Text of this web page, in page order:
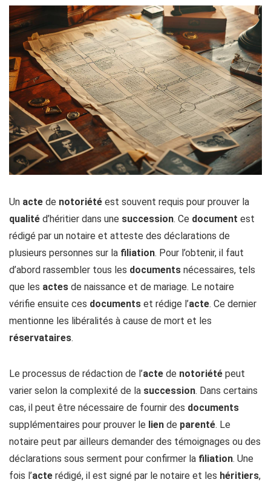
Un acte de notoriété est souvent requis pour prouver la
qualité d’héritier dans une succession. Ce document est
rédigé par un notaire et atteste des déclarations de
plusieurs personnes sur la filiation. Pour l’obtenir, il faut
d’abord rassembler tous les documents nécessaires, tels
que les actes de naissance et de mariage. Le notaire
vérifie ensuite ces documents et rédige l’acte. Ce dernier
mentionne les libéralités à cause de mort et les
réservataires.
Le processus de rédaction de l’acte de notoriété peut
varier selon la complexité de la succession. Dans certains
cas, il peut être nécessaire de fournir des documents
supplémentaires pour prouver le lien de parenté. Le
notaire peut par ailleurs demander des témoignages ou des
déclarations sous serment pour confirmer la filiation. Une
fois l’acte rédigé, il est signé par le notaire et les héritiers,